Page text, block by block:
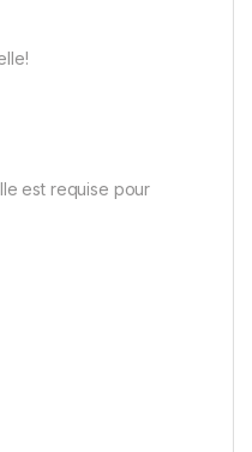
est requise pour